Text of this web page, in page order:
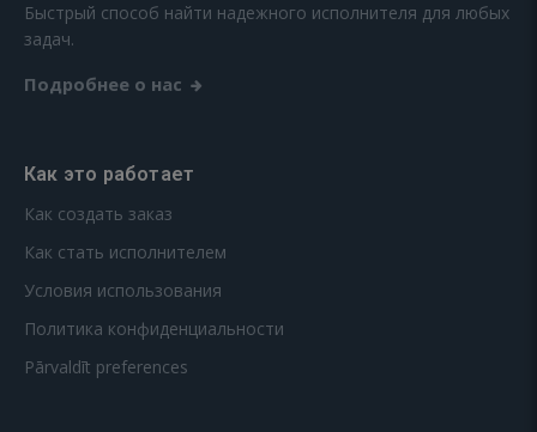
Быстрый способ найти надежного исполнителя для любых
задач.
Подробнее о нас
Как это работает
Как создать заказ
Как стать исполнителем
Условия использования
Политика конфиденциальности
Pārvaldīt preferences